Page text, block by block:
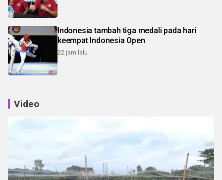
Indonesia tambah tiga medali pada hari
keempat Indonesia Open
22 jam lalu
Video